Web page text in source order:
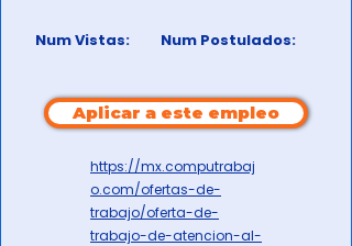
Num Vistas: Num Postulados:
Aplicar a este empleo
https://mx.computrabaj
o.com/ofertas-de-
trabajo/oferta-de-
trabajo-de-atencion-al-